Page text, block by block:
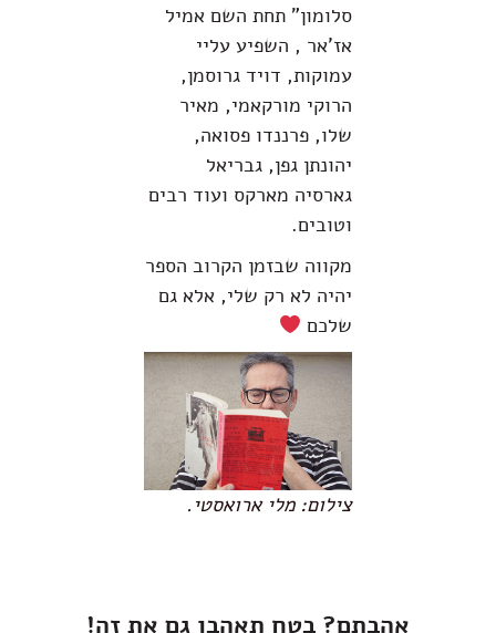
סלומון" תחת השם אמיל
אז'אר , השפיע עליי
עמוקות, דויד גרוסמן,
הרוקי מורקאמי, מאיר
שלו, פרננדו פסואה,
יהונתן גפן, גבריאל
גארסיה מארקס ועוד רבים
וטובים.
מקווה שבזמן הקרוב הספר
יהיה לא רק שלי, אלא גם
שלכם
צילום: מלי ארואסטי.
אהבתם? בטח תאהבו גם את זה!